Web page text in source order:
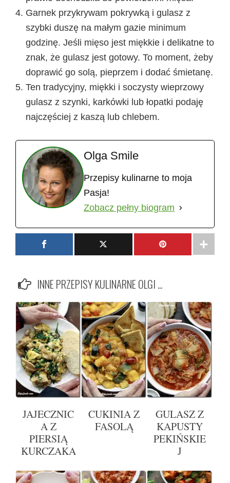
Garnek przykrywam pokrywką i gulasz z
szybki duszę na małym gazie minimum
godzinę. Jeśli mięso jest miękkie i delikatne to
znak, że gulasz jest gotowy. To moment, żeby
doprawić go solą, pieprzem i dodać śmietanę.
Ten tradycyjny, miękki i soczysty wieprzowy
gulasz z szynki, karkówki lub łopatki podaję
najczęściej z kaszą lub chlebem.
Olga Smile
Przepisy kulinarne to moja
Pasja!
Zobacz pełny biogram
INNE PRZEPISY KULINARNE OLGI ...
JAJECZNIC
A Z
PIERSIĄ
KURCZAKA
CUKINIA Z
FASOLĄ
GULASZ Z
KAPUSTY
PEKIŃSKIE
J